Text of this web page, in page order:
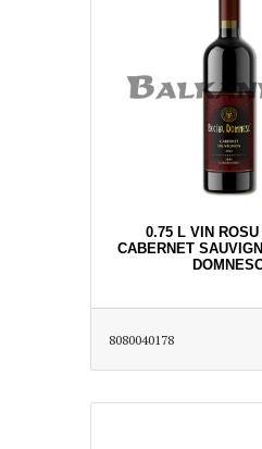
0.75 L VIN ROSU
CABERNET
8080040178